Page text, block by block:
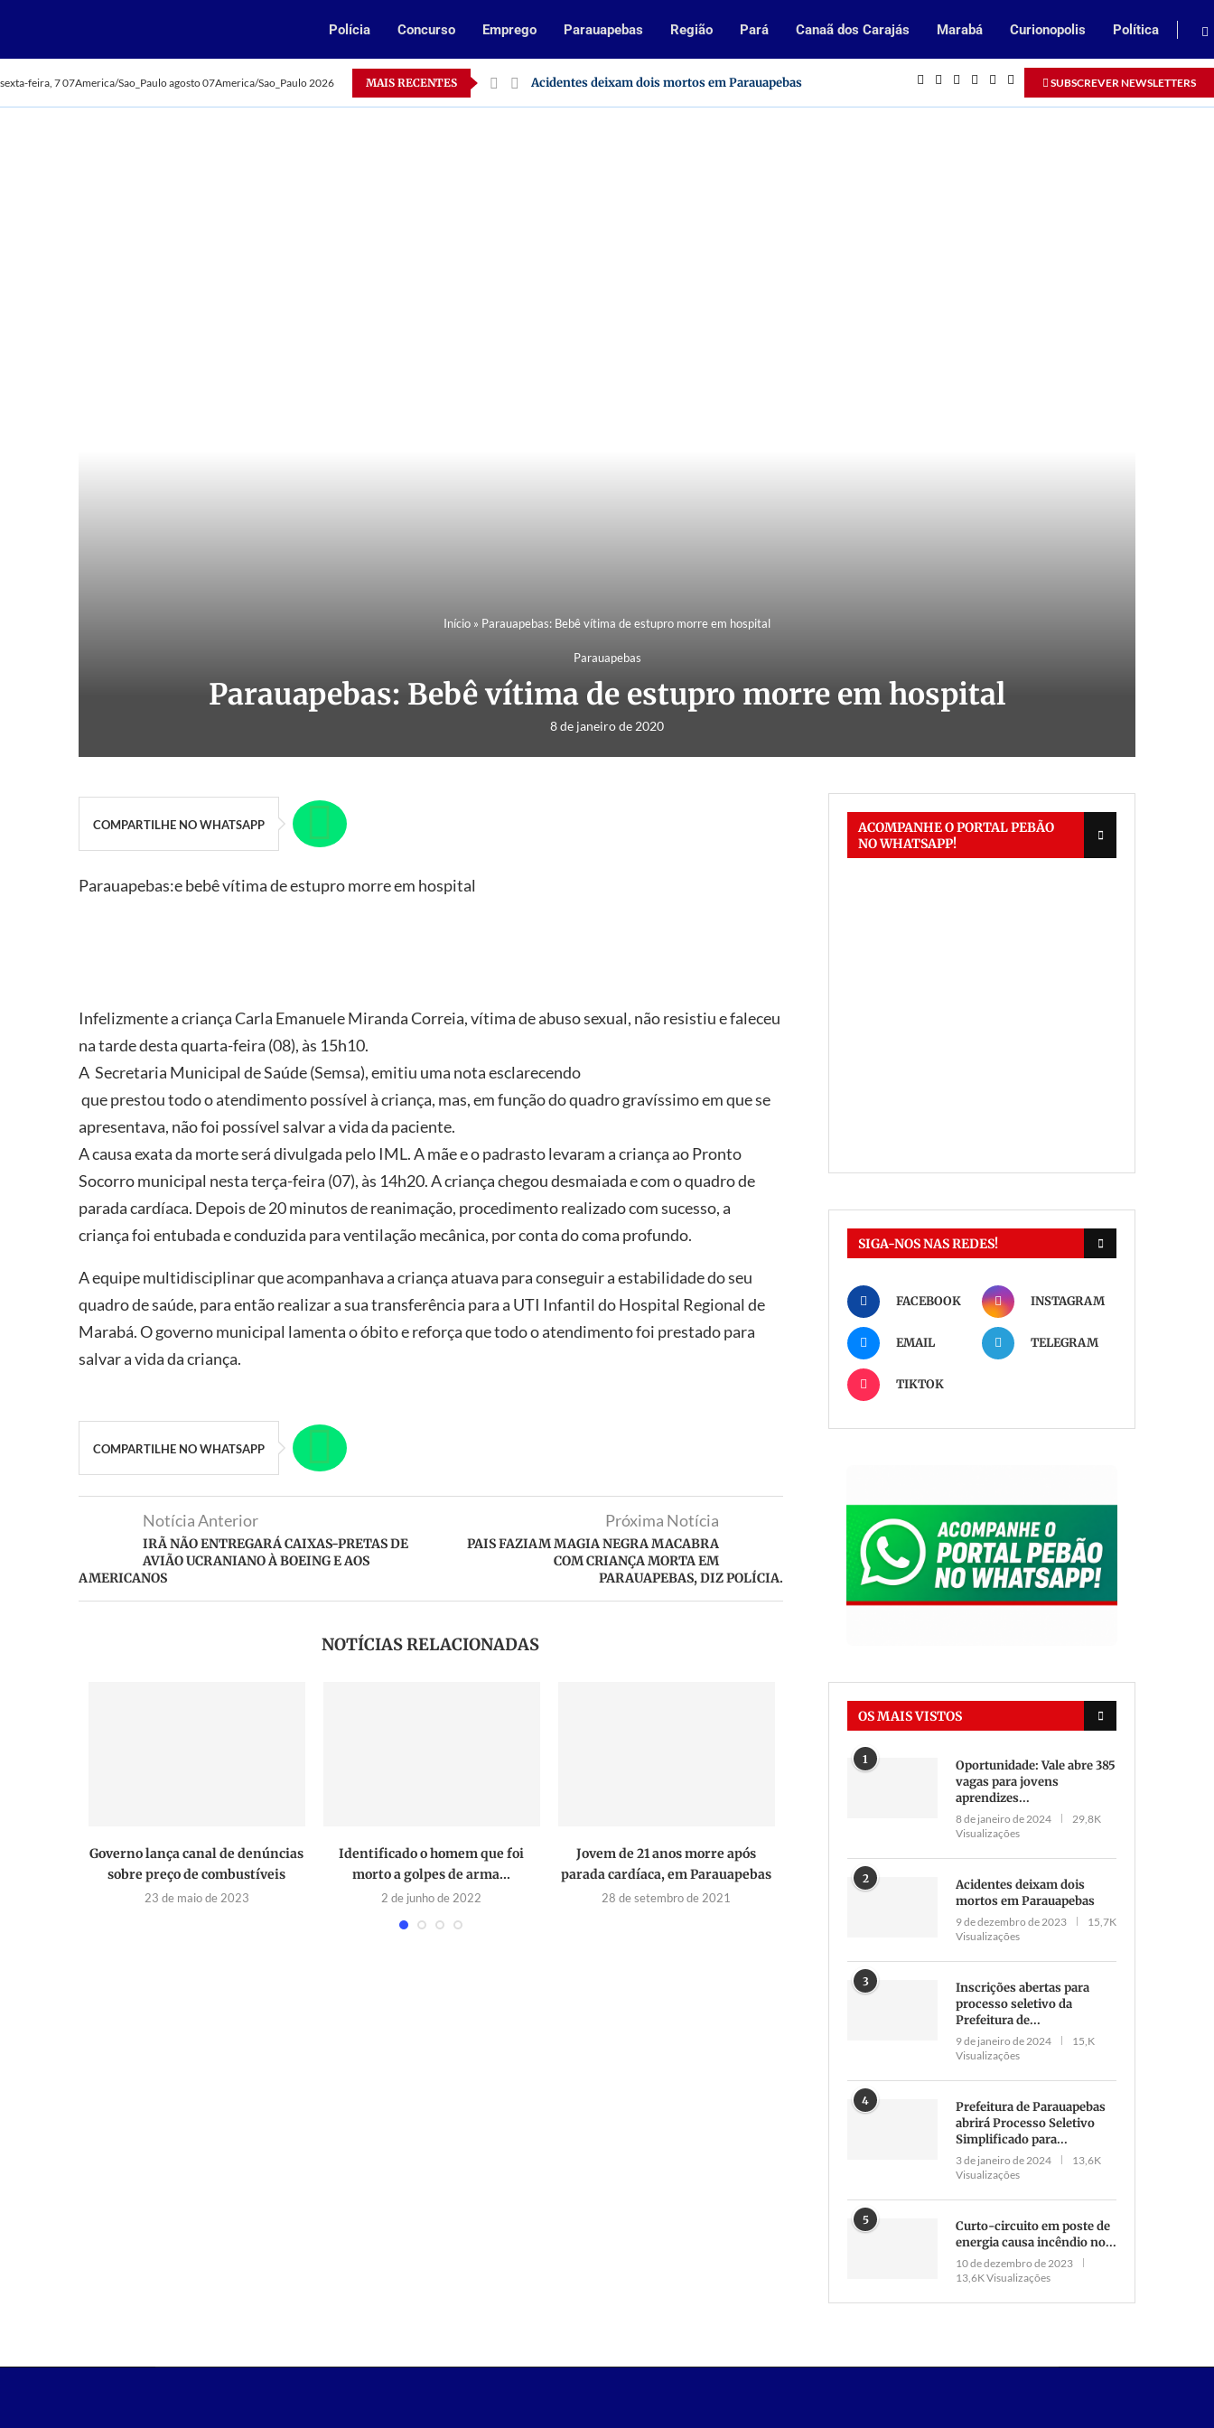
Polícia Concurso Emprego Parauapebas Região Pará Canaã dos Carajás Marabá Curionopolis Política
sexta-feira, 7 07America/Sao_Paulo agosto 07America/Sao_Paulo 2026 MAIS RECENTES
Oportunidade: Vale abre 385 vagas para jovens aprendizes no Pará Acidentes deixam dois mortos em Parauapebas Inscrições abertas para processo
SUBSCREVER NEWSLETTERS
Início » Parauapebas: Bebê vítima de estupro morre em hospital
Parauapebas
Parauapebas: Bebê vítima de estupro morre em hospital
8 de janeiro de 2020
COMPARTILHE NO WHATSAPP
Parauapebas:e bebê vítima de estupro morre em hospital
Infelizmente a criança Carla Emanuele Miranda Correia, vítima de abuso sexual, não resistiu e faleceu
na tarde desta quarta-feira (08), às 15h10.
A Secretaria Municipal de Saúde (Semsa), emitiu uma nota esclarecendo
que prestou todo o atendimento possível à criança, mas, em função do quadro gravíssimo em que se
apresentava, não foi possível salvar a vida da paciente.
A causa exata da morte será divulgada pelo IML. A mãe e o padrasto levaram a criança ao Pronto
Socorro municipal nesta terça-feira (07), às 14h20. A criança chegou desmaiada e com o quadro de
parada cardíaca. Depois de 20 minutos de reanimação, procedimento realizado com sucesso, a
criança foi entubada e conduzida para ventilação mecânica, por conta do coma profundo.
A equipe multidisciplinar que acompanhava a criança atuava para conseguir a estabilidade do seu
quadro de saúde, para então realizar a sua transferência para a UTI Infantil do Hospital Regional de
Marabá. O governo municipal lamenta o óbito e reforça que todo o atendimento foi prestado para
salvar a vida da criança.
COMPARTILHE NO WHATSAPP
Notícia Anterior
IRÃ NÃO ENTREGARÁ CAIXAS-PRETAS DE
AVIÃO UCRANIANO À BOEING E AOS
AMERICANOS
Próxima Notícia
PAIS FAZIAM MAGIA NEGRA MACABRA
COM CRIANÇA MORTA EM
PARAUAPEBAS, DIZ POLÍCIA.
NOTÍCIAS RELACIONADAS
Governo lança canal de denúncias
sobre preço de combustíveis
23 de maio de 2023
Identificado o homem que foi
morto a golpes de arma...
2 de junho de 2022
Jovem de 21 anos morre após
parada cardíaca, em Parauapebas
28 de setembro de 2021
companheira do próprio amigo,
em Parauapebas.
11 de agosto de 2021
marido em Marabá
ACOMPANHE O PORTAL PEBÃO
NO WHATSAPP!
SIGA-NOS NAS REDES!
FACEBOOK INSTAGRAM
EMAIL TELEGRAM
TIKTOK
OS MAIS VISTOS
1
Oportunidade: Vale abre 385
vagas para jovens
aprendizes...
8 de janeiro de 2024
29,8K
Visualizações
2
Acidentes deixam dois
mortos em Parauapebas
9 de dezembro de 2023
15,7K
Visualizações
3
Inscrições abertas para
processo seletivo da
Prefeitura de...
9 de janeiro de 2024
15,K
Visualizações
4
Prefeitura de Parauapebas
abrirá Processo Seletivo
Simplificado para...
3 de janeiro de 2024
13,6K
Visualizações
5
Curto-circuito em poste de
energia causa incêndio no...
10 de dezembro de 2023
13,6K Visualizações